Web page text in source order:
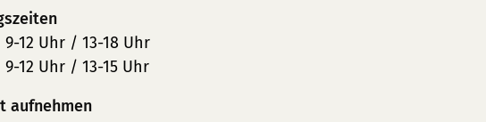
9-12 Uhr / 13-18 Uhr
9-12 Uhr / 13-15 Uhr
aufnehmen